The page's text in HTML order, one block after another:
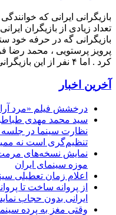
بازیگرانی ایرانی که
تعداد زیادی از بازیگران
بازیگرانی گه در حرفه خود
پرویز پرستویی ، محمد رضا
کرد . اما ۴ نفر از این بازیگرانی که سعی در حضور
آخرین اخبار
درخشش فیلم «مرد آرام»
سید محمد مهدی
نظارت سینما در جلسه
تنظیم‌گری است نه
نمایش نسخه‌های
موزه سینمای ایران
اعلام زمان تعطیلی
از پروانه ساخت تا
ایرانی بدون حجاب
وقتی مغز به پرده